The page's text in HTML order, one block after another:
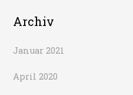
Archiv
Januar 2021
April 2020